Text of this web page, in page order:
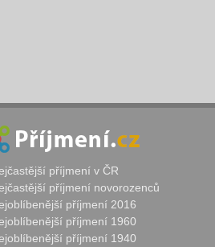
příjmení v ČR
příjmení novorozenců
příjmení 2016
příjmení 1960
příjmení 1940